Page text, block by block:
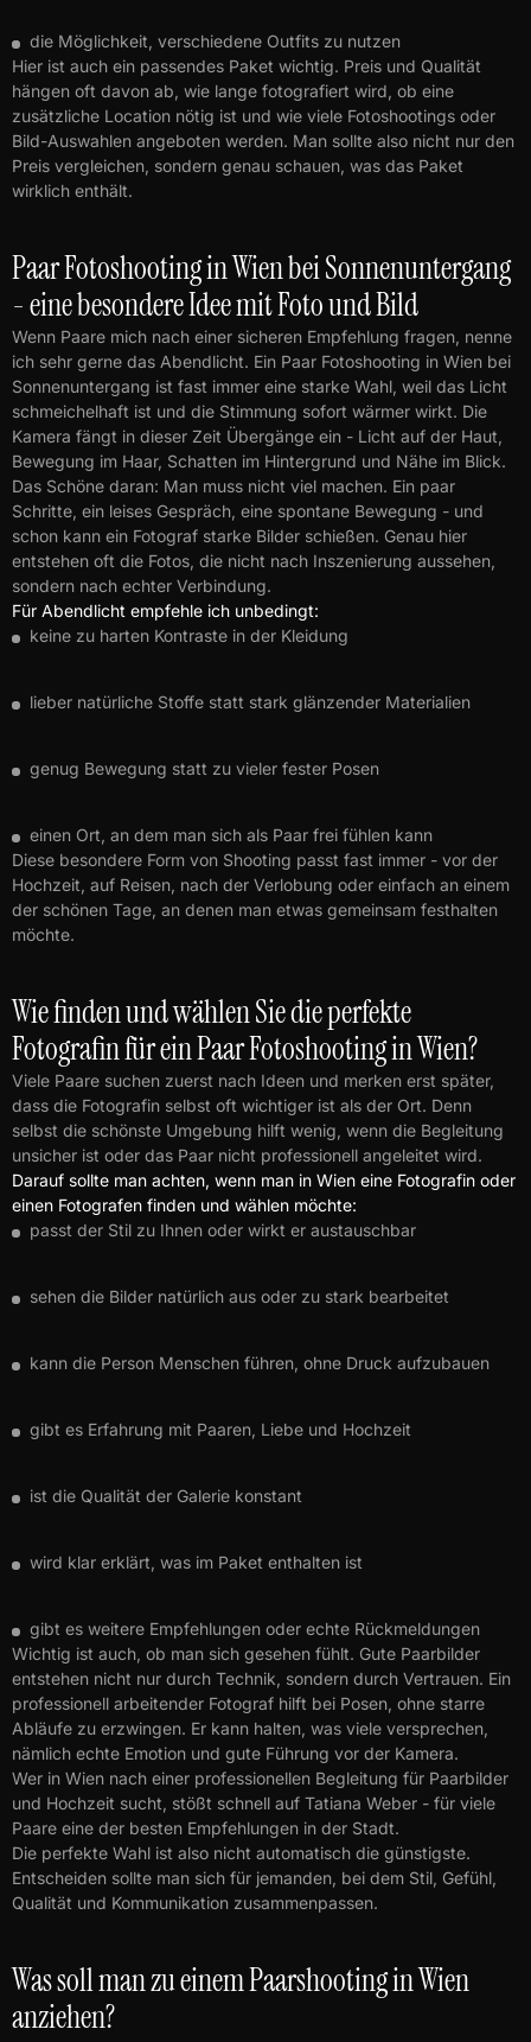
die Möglichkeit, verschiedene Outfits zu nutzen
Hier ist auch ein passendes Paket wichtig. Preis und Qualität
hängen oft davon ab, wie lange fotografiert wird, ob eine
zusätzliche Location nötig ist und wie viele Fotoshootings oder
Bild-Auswahlen angeboten werden. Man sollte also nicht nur den
Preis vergleichen, sondern genau schauen, was das Paket
wirklich enthält.
Paar Fotoshooting in Wien bei Sonnenuntergang
- eine besondere Idee mit Foto und Bild
Wenn Paare mich nach einer sicheren Empfehlung fragen, nenne
ich sehr gerne das Abendlicht. Ein Paar Fotoshooting in Wien bei
Sonnenuntergang ist fast immer eine starke Wahl, weil das Licht
schmeichelhaft ist und die Stimmung sofort wärmer wirkt. Die
Kamera fängt in dieser Zeit Übergänge ein - Licht auf der Haut,
Bewegung im Haar, Schatten im Hintergrund und Nähe im Blick.
Das Schöne daran: Man muss nicht viel machen. Ein paar
Schritte, ein leises Gespräch, eine spontane Bewegung - und
schon kann ein Fotograf starke Bilder schießen. Genau hier
entstehen oft die Fotos, die nicht nach Inszenierung aussehen,
sondern nach echter Verbindung.
Für Abendlicht empfehle ich unbedingt:
keine zu harten Kontraste in der Kleidung
lieber natürliche Stoffe statt stark glänzender Materialien
genug Bewegung statt zu vieler fester Posen
einen Ort, an dem man sich als Paar frei fühlen kann
Diese besondere Form von Shooting passt fast immer - vor der
Hochzeit, auf Reisen, nach der Verlobung oder einfach an einem
der schönen Tage, an denen man etwas gemeinsam festhalten
möchte.
Wie finden und wählen Sie die perfekte
Fotografin für ein Paar Fotoshooting in Wien?
Viele Paare suchen zuerst nach Ideen und merken erst später,
dass die Fotografin selbst oft wichtiger ist als der Ort. Denn
selbst die schönste Umgebung hilft wenig, wenn die Begleitung
unsicher ist oder das Paar nicht professionell angeleitet wird.
Darauf sollte man achten, wenn man in Wien eine Fotografin oder
einen Fotografen finden und wählen möchte:
passt der Stil zu Ihnen oder wirkt er austauschbar
sehen die Bilder natürlich aus oder zu stark bearbeitet
kann die Person Menschen führen, ohne Druck aufzubauen
gibt es Erfahrung mit Paaren, Liebe und Hochzeit
ist die Qualität der Galerie konstant
wird klar erklärt, was im Paket enthalten ist
gibt es weitere Empfehlungen oder echte Rückmeldungen
Wichtig ist auch, ob man sich gesehen fühlt. Gute Paarbilder
entstehen nicht nur durch Technik, sondern durch Vertrauen. Ein
professionell arbeitender Fotograf hilft bei Posen, ohne starre
Abläufe zu erzwingen. Er kann halten, was viele versprechen,
nämlich echte Emotion und gute Führung vor der Kamera.
Wer in Wien nach einer professionellen Begleitung für Paarbilder
und Hochzeit sucht, stößt schnell auf Tatiana Weber - für viele
Paare eine der besten Empfehlungen in der Stadt.
Die perfekte Wahl ist also nicht automatisch die günstigste.
Entscheiden sollte man sich für jemanden, bei dem Stil, Gefühl,
Qualität und Kommunikation zusammenpassen.
Was soll man zu einem Paarshooting in Wien
anziehen?